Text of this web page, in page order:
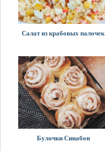
Салат из крабовых палочек
Булочки Синабон